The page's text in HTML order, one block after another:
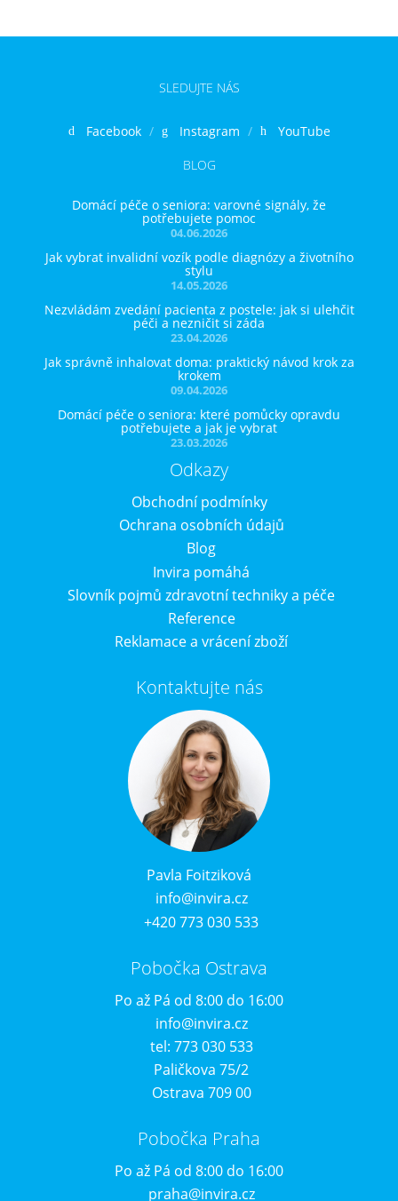
SLEDUJTE NÁS
Facebook Instagram
YouTube
BLOG
04.06.2026
Domácí péče o seniora: varovné signály, že
potřebujete pomoc
14.05.2026
Jak vybrat invalidní vozík podle diagnózy a životního
stylu
23.04.2026
Nezvládám zvedání pacienta z postele: jak si ulehčit
péči a nezničit si záda
09.04.2026
Jak správně inhalovat doma: praktický návod krok za
krokem
23.03.2026
Domácí péče o seniora: které pomůcky opravdu
potřebujete a jak je vybrat
Odkazy
Obchodní podmínky
Ochrana osobních údajů
Blog
Invira pomáhá
Slovník pojmů zdravotní techniky a péče
Reference
Reklamace a vrácení zboží
Kontaktujte nás
Pavla Foitziková
info@invira.cz
+420 773 030 533
Pobočka Ostrava
Po až Pá od 8:00 do 16:00
info@invira.cz
tel: 773 030 533
Paličkova 75/2
Ostrava 709 00
Pobočka Praha
Po až Pá od 8:00 do 16:00
praha@invira.cz